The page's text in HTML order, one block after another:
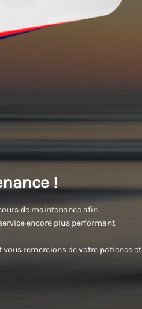
!
de maintenance afin
encore plus performant.
remercions de votre patience et